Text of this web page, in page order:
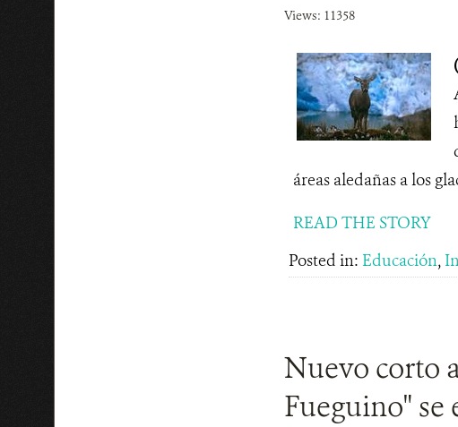
Views: 11358
áreas aledañas a los
READ THE STORY
Posted in: Educación,
Nuevo corto
Fueguino" se